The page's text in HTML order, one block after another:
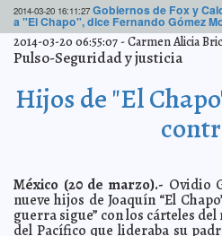
2014-03-20 16:11:27 Gobiernos de Fox y
a "El Chapo", dice Fernando Gómez
2014-03-20 16:06:44 Revelaciones: Metro
necesario parar, Por razones extra
política el cierre de la Línea 12,
2014-03-20 15:53:59 Culpa del GDF:
Gobierno perredista por las fallas Javier
Gendarmería Nacional
2014-03-20 15:44:41 Monte Alejandro
la CIA, Mossad y MI6 Javier W. López Madera
2014-03-20 15:40:58 Por unanimidad:
aprueba ratificación de Rubido como
2014-03-20 06:55:07-Carmen Alicia
Pulso-Seguridad y justicia
Hijos de "El
México (20 de marzo).- Ovidio
nueve hijos de Joaquín “El
guerra sigue” con los cárteles
del Pacífico que lideraba su